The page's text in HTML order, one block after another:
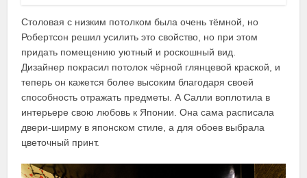
Столовая с низким потолком была очень тёмной, но
Робертсон решил усилить это свойство, но при этом
придать помещению уютный и роскошный вид.
Дизайнер покрасил потолок чёрной глянцевой краской, и
теперь он кажется более высоким благодаря своей
способность отражать предметы. А Салли воплотила в
интерьере свою любовь к Японии. Она сама расписала
двери-ширму в японском стиле, а для обоев выбрала
цветочный принт.